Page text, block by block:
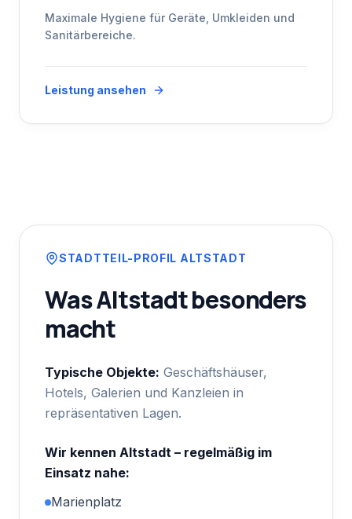
Maximale Hygiene für Geräte, Umkleiden und
Sanitärbereiche.
Leistung ansehen
STADTTEIL-PROFIL ALTSTADT
WasAltstadtbesonders
macht
Typische Objekte: Geschäftshäuser,
Hotels, Galerien und Kanzleien in
repräsentativen Lagen.
Wir kennen Altstadt – regelmäßig im
Einsatz nahe:
Marienplatz